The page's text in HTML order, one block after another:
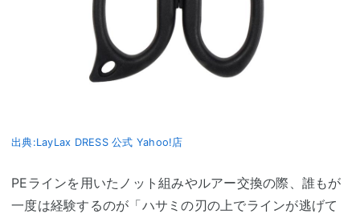
出典:LayLax DRESS 公式 Yahoo!店
PEラインを用いたノット組みやルアー交換の際、誰もが
一度は経験するのが「ハサミの刃の上でラインが逃げて